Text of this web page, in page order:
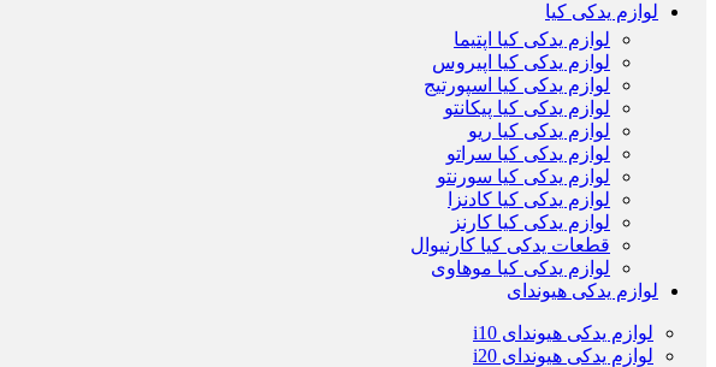
لوازم یدکی کیا
لوازم یدکی کیا اپتیما
لوازم یدکی کیا اپیروس
لوازم یدکی کیا اسپورتیج
لوازم یدکی کیا پیکانتو
لوازم یدکی کیا ریو
لوازم یدکی کیا سراتو
لوازم یدکی کیا سورنتو
لوازم یدکی کیا کادنزا
لوازم یدکی کیا کارنز
قطعات یدکی کیا کارنیوال
لوازم یدکی کیا موهاوی
لوازم یدکی هیوندای
لوازم یدکی هیوندای i10
لوازم یدکی هیوندای i20